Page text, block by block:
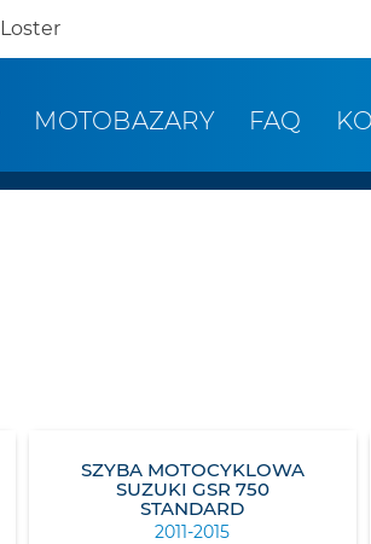
Loster
MOTOBAZARY FAQ
SZYBA MOTOCYKLOWA
SUZUKI GSR 750
STANDARD
2011-2015